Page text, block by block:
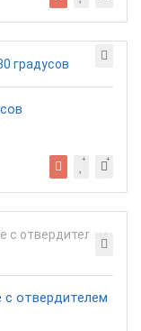
с отвердителем